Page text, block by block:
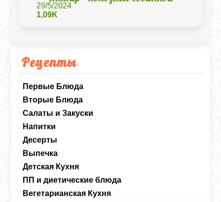
Рецепты
Первые Блюда
Вторые Блюда
Салаты и Закуски
Напитки
Десерты
Выпечка
Детская Кухня
ПП и диетические блюда
Вегетарианская Кухня
29/5/2024
1,09K